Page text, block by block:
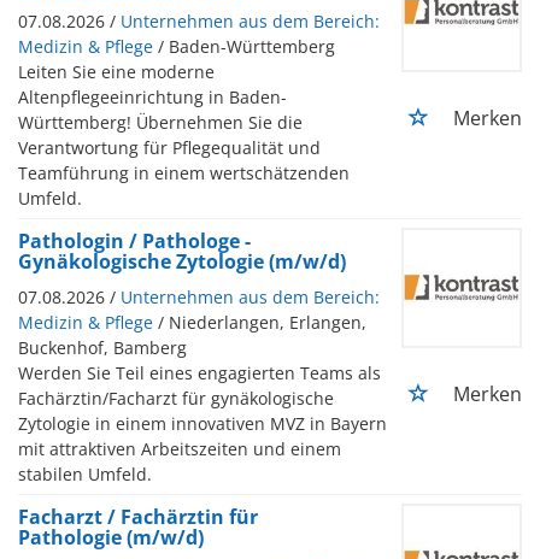
07.08.2026 / Unternehmen aus dem Bereich:
Medizin & Pflege / Baden-Württemberg
Leiten Sie eine moderne
Altenpflegeeinrichtung in Baden-
Württemberg! Übernehmen Sie die
Verantwortung für Pflegequalität und
Teamführung in einem wertschätzenden
Umfeld.
Merken
Pathologin / Pathologe -
Gynäkologische Zytologie (m/w/d)
07.08.2026 / Unternehmen aus dem Bereich:
Medizin & Pflege / Niederlangen, Erlangen,
Buckenhof, Bamberg
Werden Sie Teil eines engagierten Teams als
Fachärztin/Facharzt für gynäkologische
Zytologie in einem innovativen MVZ in Bayern
mit attraktiven Arbeitszeiten und einem
stabilen Umfeld.
Merken
Facharzt / Fachärztin für
Pathologie (m/w/d)